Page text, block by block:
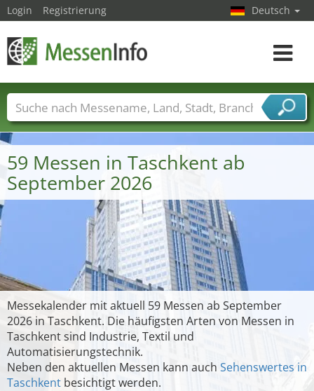
59 Messen in Taschkent ab
September 2026
Messekalender mit aktuell 59 Messen ab September
2026 in Taschkent. Die häufigsten Arten von Messen in
Taschkent sind Industrie, Textil und
Automatisierungstechnik.
Neben den aktuellen Messen kann auch Sehenswertes in
Taschkent besichtigt werden.
Login Registrierung Deutsch
Toggle
Messenamen Länder Städte
Branchen
Dienstleisterbranchen